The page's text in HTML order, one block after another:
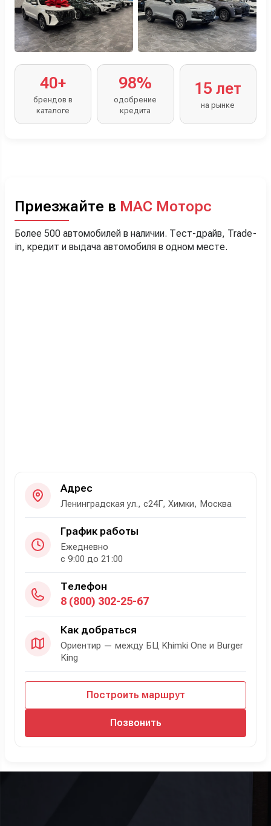
40+
брендов в
каталоге
98%
одобрение
кредита
15 лет
на рынке
Приезжайте в МАС Моторс
Более 500 автомобилей в наличии. Тест-драйв, Trade-
in, кредит и выдача автомобиля в одном месте.
Адрес
Ленинградская ул., с24Г, Химки, Москва
График работы
Ежедневно
с 9:00 до 21:00
Телефон
8 (800) 302-25-67
Как добраться
Ориентир — между БЦ Khimki One и Burger
King
Построить маршрут
Позвонить